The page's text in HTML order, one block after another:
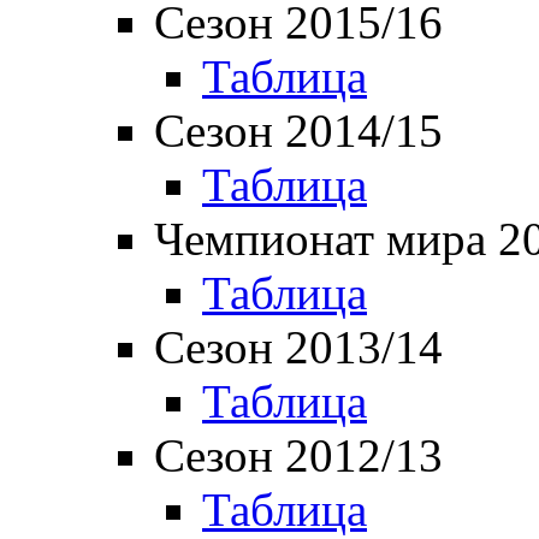
Сезон 2015/16
Таблица
Сезон 2014/15
Таблица
Чемпионат мира
Таблица
Сезон 2013/14
Таблица
Сезон 2012/13
Таблица